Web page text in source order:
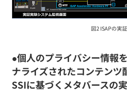
図2 ISAPの実証
●個人のプライバシー情報
ナライズされたコンテンツ
SSIに基づくメタバースの